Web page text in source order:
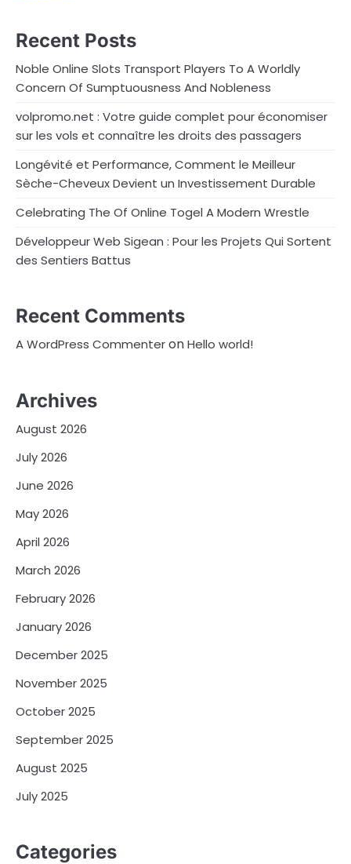
Recent Posts
Noble Online Slots Transport Players To A Worldly
Concern Of Sumptuousness And Nobleness
volpromo.net : Votre guide complet pour économiser
sur les vols et connaître les droits des passagers
Longévité et Performance, Comment le Meilleur
Sèche-Cheveux Devient un Investissement Durable
Celebrating The Of Online Togel A Modern Wrestle
Développeur Web Sigean : Pour les Projets Qui Sortent
des Sentiers Battus
Recent Comments
A WordPress CommenteronHello world!
Archives
August 2026
July 2026
June 2026
May 2026
April 2026
March 2026
February 2026
January 2026
December 2025
November 2025
October 2025
September 2025
August 2025
July 2025
Categories